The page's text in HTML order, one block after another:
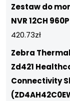
Zestaw do
NVR 12CH
420.73zł
Zebra
Zd421
Connectivity